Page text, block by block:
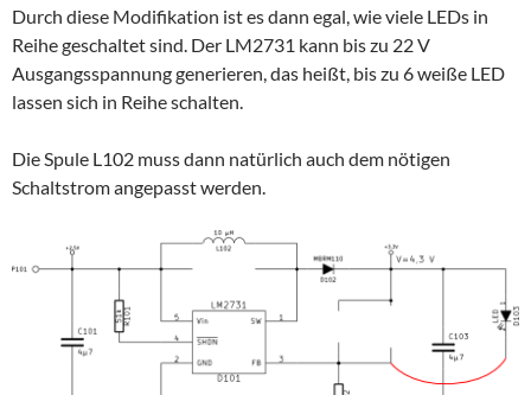
Durch diese Modifikation ist es dann egal, wie viele LEDs in
Reihe geschaltet sind. Der LM2731 kann bis zu 22 V
Ausgangsspannung generieren, das heißt, bis zu 6 weiße LED
lassen sich in Reihe schalten.
Die Spule L102 muss dann natürlich auch dem nötigen
Schaltstrom angepasst werden.